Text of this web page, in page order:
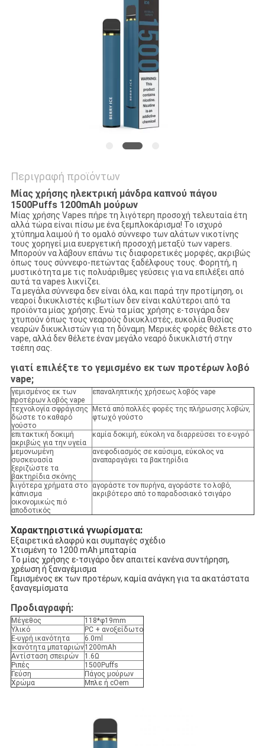
Περιγραφή προϊόντων
Μίας χρήσης ηλεκτρική μάνδρα καπνού πάγου
1500Puffs 1200mAh μούρων
Μίας χρήσης Vapes πήρε τη λιγότερη προσοχή τελευταία έτη
αλλά τώρα είναι πίσω με ένα ξεμπλοκάρισμα! Το ισχυρό
χτύπημα λαιμού ή το ομαλό σύννεφο των αλάτων νικοτίνης
τους χορηγεί μια ευεργετική προσοχή μεταξύ των vapers.
Μπορούν να λάβουν επάνω τις διαφορετικές μορφές, ακριβώς
όπως τους σύννεφο-πετώντας ξαδέλφους τους. Φορητή, η
μυστικότητα με τις πολυάριθμες γεύσεις για να επιλέξει από
αυτά τα vapes λικνίζει.
Τα μεγάλα σύννεφα δεν είναι όλα, και παρά την προτίμηση, οι
νεαροί δικυκλιστές κιβωτίων δεν είναι καλύτεροι από τα
προϊόντα μίας χρήσης. Ενώ τα μίας χρήσης ε-τσιγάρα δεν
χτυπούν όπως τους νεαρούς δικυκλιστές, ευκολία θυσίας
νεαρών δικυκλιστών για τη δύναμη. Μερικές φορές θέλετε στο
vape, αλλά δεν θέλετε έναν μεγάλο νεαρό δικυκλιστή στην
τσέπη σας.
γιατί επιλέξτε το γεμισμένο εκ των προτέρων λοβό
vape;
γεμισμένος εκ των
προτέρων λοβός vape
επαναληπτικής χρήσεως λοβός vape
τεχνολογία σφράγισης
δώστε το καθαρό
γούστο
Μετά από πολλές φορές της πλήρωσης λοβών,
φτωχό γούστο
επιτακτική δοκιμή
ακριβώς για την υγεία
καμία δοκιμή, εύκολη να διαρρεύσει το ε-υγρό
μεμονωμένη
συσκευασία
ξεριζώστε τα
βακτηρίδια σκόνης
ανεφοδιασμός σε καύσιμα, εύκολος να
αναπαραγάγει τα βακτηρίδια
λιγότερα χρήματα στο
κάπνισμα
οικονομικώς πιό
αποδοτικός
αγοράστε τον πυρήνα, αγοράστε το λοβό,
ακριβότερο από το παραδοσιακό τσιγάρο
Χαρακτηριστικά γνωρίσματα:
Εξαιρετικά ελαφρύ και συμπαγές σχέδιο
Χτισμένη το 1200 mAh μπαταρία
Το μίας χρήσης ε-τσιγάρο δεν απαιτεί κανένα συντήρηση,
χρέωση ή ξαναγέμισμα
Γεμισμένος εκ των προτέρων, καμία ανάγκη για τα ακατάστατα
ξαναγεμίσματα
Προδιαγραφή:
Μέγεθος
118*φ19mm
Υλικό
PC + ανοξείδωτο
Ε-υγρή ικανότητα
6.0ml
Ικανότητα μπαταριών1200mAh
Αντίσταση σπειρών
1.6Ω
Ριπές
1500Puffs
Γεύση
Πάγος μούρων
Χρώμα
Μπλε ή cOem